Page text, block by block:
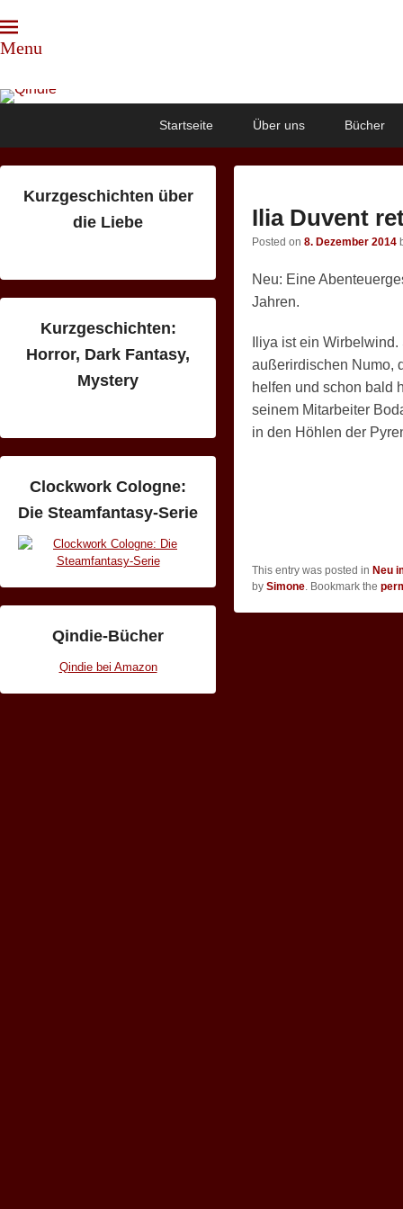
Menu
Qindie
Das Autorenkorrektiv
Startseite Über uns Bücher
Ilia Duvent
Posted on 8. Dezember 2014
Neu: Eine
Jahren.
Iliya ist ein
außerirdischen Numo,
helfen und schon bald
seinem Mitarbeiter
in den Höhlen der
This entry was posted in Neu
by Simone . Bookmark the
Kurzgeschichten über
die Liebe
Kurzgeschichten:
Horror, Dark Fantasy,
Mystery
Clockwork Cologne:
Die Steamfantasy-Serie
Qindie-Bücher
Qindie bei Amazon